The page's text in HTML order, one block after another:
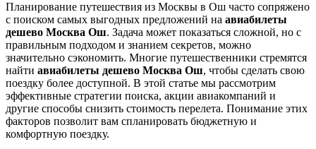
Планирование путешествия из Москвы в Ош часто сопряжено
с поиском самых выгодных предложений на авиабилеты
дешево Москва Ош. Задача может показаться сложной, но с
правильным подходом и знанием секретов, можно
значительно сэкономить. Многие путешественники стремятся
найти авиабилеты дешево Москва Ош, чтобы сделать свою
поездку более доступной. В этой статье мы рассмотрим
эффективные стратегии поиска, акции авиакомпаний и
другие способы снизить стоимость перелета. Понимание этих
факторов позволит вам спланировать бюджетную и
комфортную поездку.